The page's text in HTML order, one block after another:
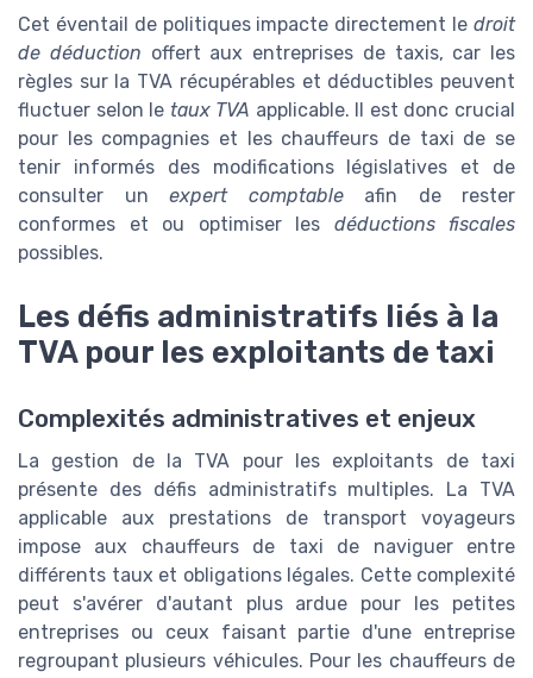
Cet éventail de politiques impacte directement le droit
de déduction offert aux entreprises de taxis, car les
règles sur la TVA récupérables et déductibles peuvent
fluctuer selon le taux TVA applicable. Il est donc crucial
pour les compagnies et les chauffeurs de taxi de se
tenir informés des modifications législatives et de
consulter un expert comptableafin de rester
conformes et ou optimiser les déductions fiscales
possibles.
Les défis administratifs liés à la
TVA pour les exploitants de taxi
Complexités administratives et enjeux
La gestion de la TVA pour les exploitants de taxi
présente des défis administratifs multiples. La TVA
applicable aux prestations de transport voyageurs
impose aux chauffeurs de taxi de naviguer entre
différents taux et obligations légales. Cette complexité
peut s'avérer d'autant plus ardue pour les petites
entreprises ou ceux faisant partie d'une entreprise
regroupant plusieurs véhicules. Pour les chauffeurs de